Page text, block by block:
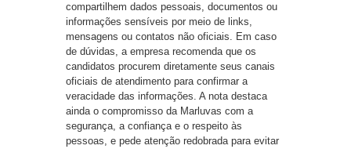
compartilhem dados pessoais, documentos ou
informações sensíveis por meio de links,
mensagens ou contatos não oficiais. Em caso
de dúvidas, a empresa recomenda que os
candidatos procurem diretamente seus canais
oficiais de atendimento para confirmar a
veracidade das informações. A nota destaca
ainda o compromisso da Marluvas com a
segurança, a confiança e o respeito às
pessoas, e pede atenção redobrada para evitar